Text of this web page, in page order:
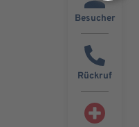
Besucher
Rückruf